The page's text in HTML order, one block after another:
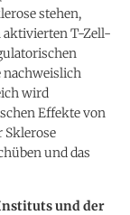
stehen,
aktivierten T-Zell-
nachweislich
wird
Effekte von
Sklerose
und das
und der